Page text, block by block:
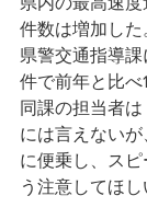
件数は増加した
県警交通指導
件で前年と比べ
同課の担当者
には言えない
に便乗し、ス
う注意してほし